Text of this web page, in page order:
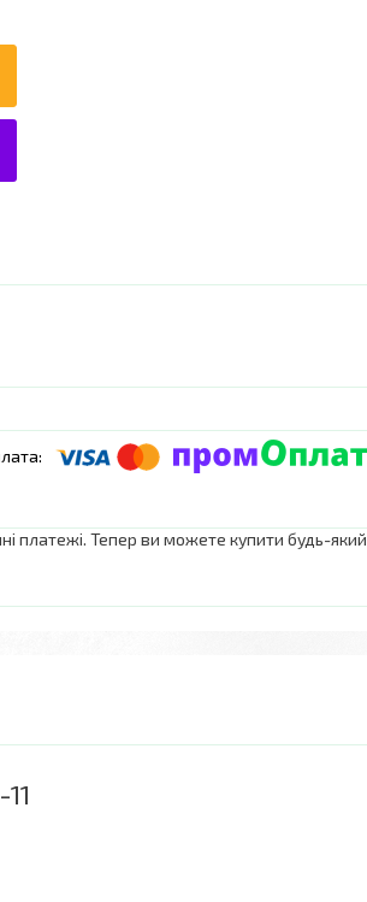
платежі. Тепер ви можете купити будь-який